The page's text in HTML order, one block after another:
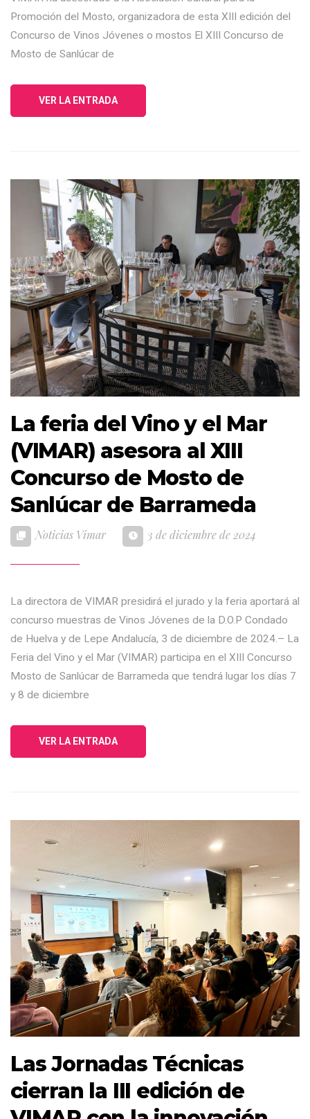
Promoción del Mosto, organizadora de esta XIII edición del
Concurso de Vinos Jóvenes o mostos El XIII Concurso de
Mosto de Sanlúcar de
VER LA ENTRADA
La feria del Vino y el Mar
(VIMAR) asesora al XIII
Concurso de Mosto de
Sanlúcar de Barrameda
Noticias Vimar 3 de diciembre de 2024
La directora de VIMAR presidirá el jurado y la feria aportará al
concurso muestras de Vinos Jóvenes de la D.O.P Condado
de Huelva y de Lepe Andalucía, 3 de diciembre de 2024.– La
Feria del Vino y el Mar (VIMAR) participa en el XIII Concurso
Mosto de Sanlúcar de Barrameda que tendrá lugar los días 7
y 8 de diciembre
VER LA ENTRADA
Las Jornadas Técnicas
cierran la III edición de